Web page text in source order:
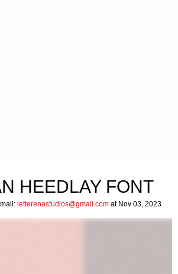
HEEDLAY FONT
letterenastudios@gmail.com at Nov 03, 2023